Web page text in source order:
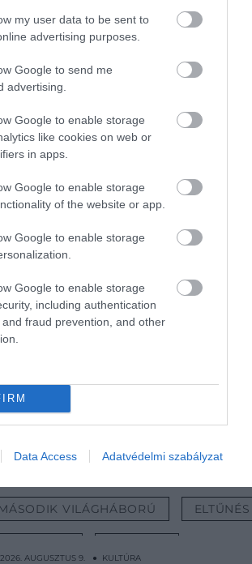
my user data to be sent to
advertising purposes.
Google to send me
advertising.
Google to enable storage
like cookies on web or
in apps.
Google to enable storage
of the website or app.
Google to enable storage
Google to enable storage
including authentication
fraud prevention, and other
Data Access Adatvédelmi szabályzat
Auschwitz hiénája – Irma Grese, a
legkegyetlenebb asszonya
több mint 72 ezer amerikai
azóta sem találtak. Bár a
úgy gondolják, hogy közülük 39 ezret
ez azonban értelemszerűen óriási
vagy ahol a terep megváltozott, a
csak apró töredékekre
MÁSODIK VILÁGHÁBORÚ ELTŰNÉS
2026. AUGUSZTUS 9. ● KULTÚRA